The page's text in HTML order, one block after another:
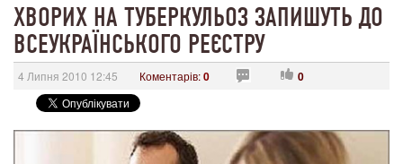
ХВОРИХ НА ТУБЕРКУЛЬОЗ ЗАПИШУТЬ ДО
ВСЕУКРАЇНСЬКОГО РЕЄСТРУ
4 Липня 2010 12:45 Коментарів:0 0